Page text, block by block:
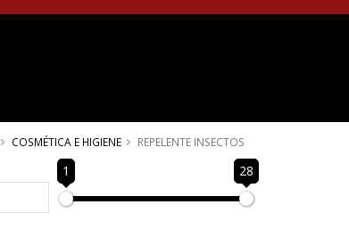
COSMÉTICA E HIGIENE REPELENTE INSECTOS
1 28